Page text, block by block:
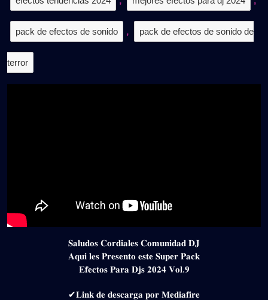
pack de efectos de sonido , pack de efectos de sonido de
terror
𝐒𝐚𝐥𝐮𝐝𝐨𝐬 𝐂𝐨𝐫𝐝𝐢𝐚𝐥𝐞𝐬 𝐂𝐨𝐦𝐮𝐧𝐢𝐝𝐚𝐝 𝐃𝐉
𝐀𝐪𝐮𝐢 𝐥𝐞𝐬 𝐏𝐫𝐞𝐬𝐞𝐧𝐭𝐨 𝐞𝐬𝐭𝐞 𝐒𝐮𝐩𝐞𝐫 𝐏𝐚𝐜𝐤
𝐄𝐟𝐞𝐜𝐭𝐨𝐬 𝐏𝐚𝐫𝐚 𝐃𝐣𝐬 𝟐𝟎𝟐𝟒 𝐕𝐨𝐥.𝟗
✔𝐋𝐢𝐧𝐤 𝐝𝐞 𝐝𝐞𝐬𝐜𝐚𝐫𝐠𝐚 𝐩𝐨𝐫 𝐌𝐞𝐝𝐢𝐚𝐟𝐢𝐫𝐞